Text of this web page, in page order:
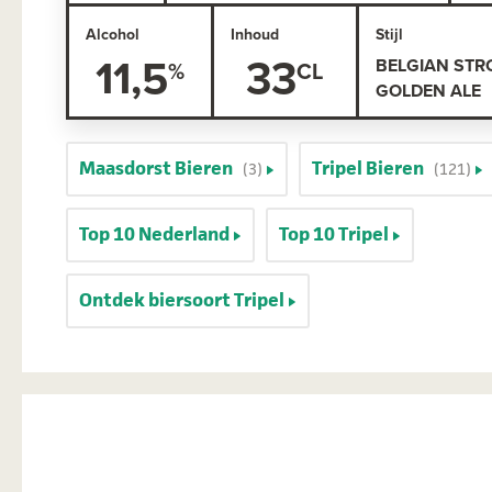
Alcohol
11,5
Inhoud
33
Stijl
BELGIAN
GOLDEN ALE
Maasdorst Bieren (3) Tripel Bieren (121)
Top 10 Nederland Top 10 Tripel
Ontdek biersoort Tripel